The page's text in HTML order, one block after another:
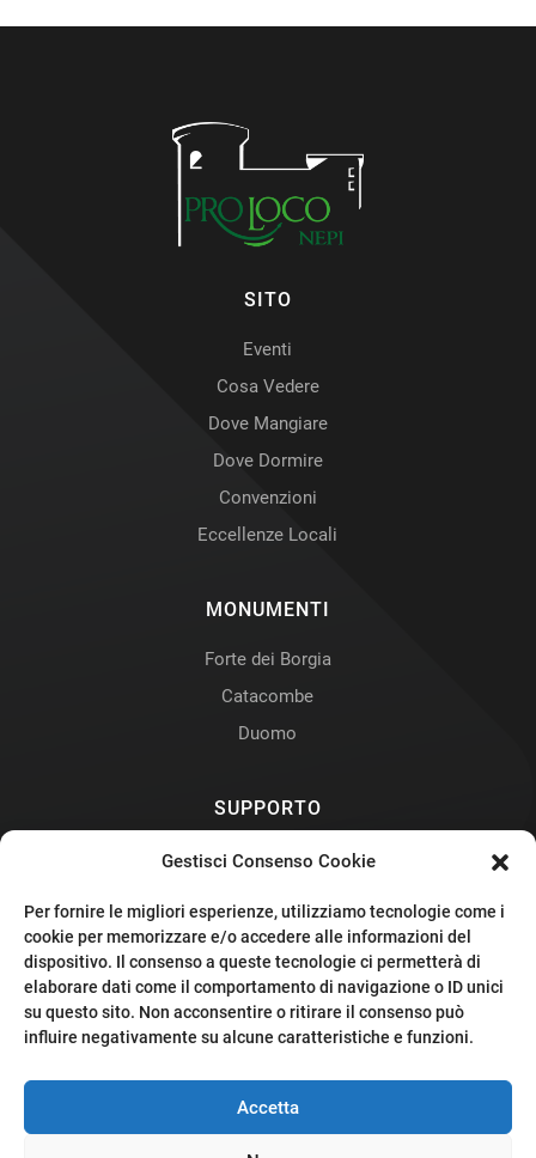
Gestisci Consenso Cookie
Per fornire le migliori esperienze, utilizziamo tecnologie come i
cookie per memorizzare e/o accedere alle informazioni del
dispositivo. Il consenso a queste tecnologie ci permetterà di
elaborare dati come il comportamento di navigazione o ID unici
su questo sito. Non acconsentire o ritirare il consenso può
influire negativamente su alcune caratteristiche e funzioni.
Accetta
SITO
Eventi
Cosa Vedere
Dove Mangiare
Dove Dormire
Convenzioni
Eccellenze Locali
MONUMENTI
Forte dei Borgia
Catacombe
Duomo
SUPPORTO
Contatti
Cookie Policy
Preferenze Cookie
Disegnato e Sviluppato da Mauro Bono